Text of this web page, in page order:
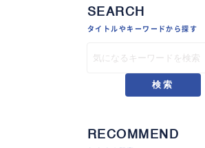
SEARCH
タイトルやキーワードから探す
検索
RECOMMEND